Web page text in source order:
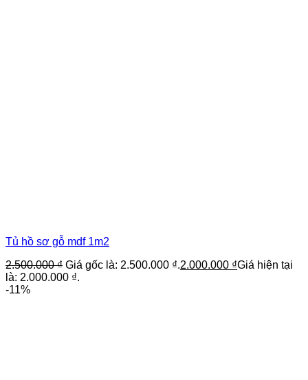
Tủ hồ sơ gỗ mdf 1m2
2.500.000₫ Giá gốc là: 2.500.000 ₫.2.000.000 ₫Giá hiện tại
là: 2.000.000 ₫.
-11%